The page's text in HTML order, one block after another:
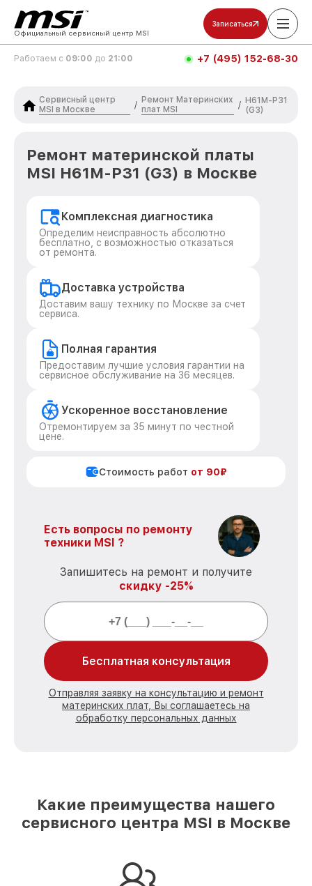
Официальный сервисный центр MSI
Записаться
Работаем с 09:00 до 21:00 +7 (495) 152-68-30
Сервисный центр
MSI в Москве
/
Ремонт Материнских
плат MSI
/ H61M-P31
(G3)
Ремонт материнской платы
MSI H61M-P31 (G3) в Москве
Комплексная диагностика
Определим неисправность абсолютно
бесплатно, с возможностью отказаться
от ремонта.
Доставка устройства
Доставим вашу технику по Москве за счет
сервиса.
Полная гарантия
Предоставим лучшие условия гарантии на
сервисное обслуживание на 36 месяцев.
Ускоренное восстановление
Отремонтируем за 35 минут по честной
цене.
Стоимость работ от 90₽
Есть вопросы по ремонту
техники MSI ?
Запишитесь на ремонт и получите
скидку -25%
Бесплатная консультация
Отправляя заявку на консультацию и ремонт
материнских плат, Вы соглашаетесь на
обработку персональных данных
Какие преимущества нашего
сервисного центра MSI в Москве